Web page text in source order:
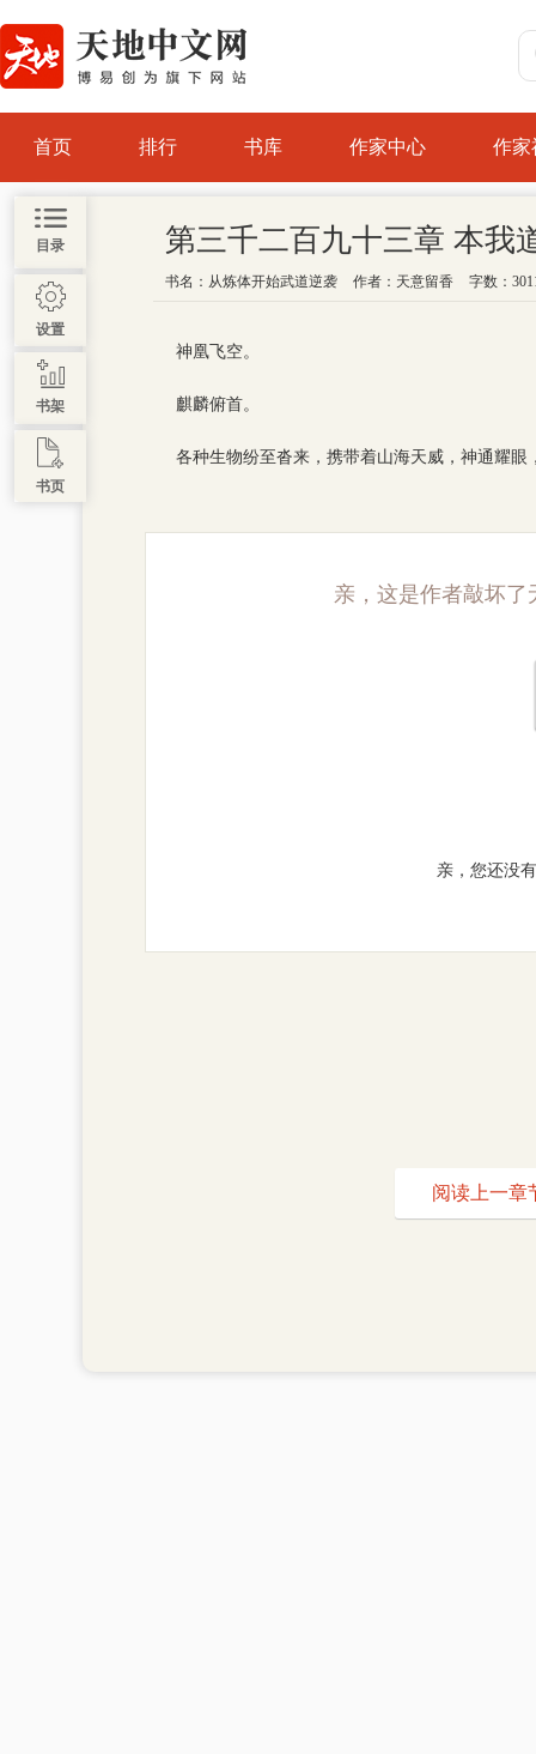
首页 排行 书库 作家中心 作家
目录
设置
书架
书页
第三千二百九十三章 本我
书名： 从炼体开始武道逆袭 作者： 天意留香 字数：
神凰飞空。
麒麟俯首。
各种生物纷至沓来，携带着山海天威，神通耀
亲，这是作者敲坏
亲，您还没
阅读上一章